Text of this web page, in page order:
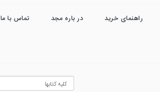
راهنمای خرید در باره مجد تماس با ما